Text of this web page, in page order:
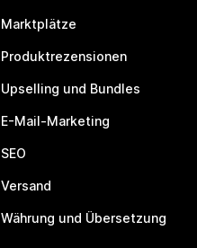
Marktplätze
Produktrezensionen
Upselling und Bundles
E-Mail-Marketing
SEO
Versand
Währung und Übersetzung